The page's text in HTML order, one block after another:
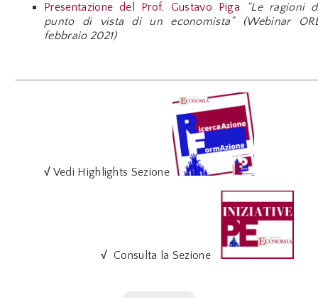
Presentazione del Prof. Gustavo Piga
“Le ragioni
punto di vista di un economista” (Webinar
febbraio 2021)
√ Vedi Highlights Sezione
√ Consulta la Sezione